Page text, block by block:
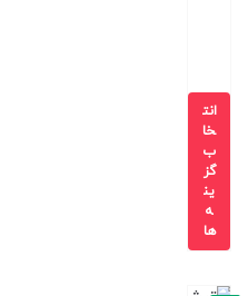
انت
خا
ب
گز
ین
ه
ها